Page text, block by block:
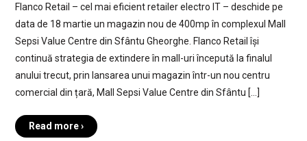
Flanco Retail – cel mai eficient retailer electro IT – deschide pe
data de 18 martie un magazin nou de 400mp în complexul Mall
Sepsi Value Centre din Sfântu Gheorghe. Flanco Retail își
continuă strategia de extindere în mall-uri începută la finalul
anului trecut, prin lansarea unui magazin într-un nou centru
comercial din țară, Mall Sepsi Value Centre din Sfântu […]
Read more ›